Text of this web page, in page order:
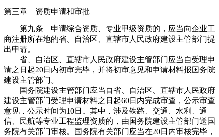
第三章 资质申请和审批
第九条 申请综合资质、专业甲级资质的，应当向企业工
商注册所在地的省、自治区、直辖市人民政府建设主管部门提
出申请。
省、自治区、直辖市人民政府建设主管部门应当自受理申
请之日起20日内初审完毕，并将初审意见和申请材料报国务院
建设主管部门。
国务院建设主管部门应当自省、自治区、直辖市人民政府
建设主管部门受理申请材料之日起60日内完成审查，公示审查
意见，公示时间为10日。其中，涉及铁路、交通、水利、通
信、民航等专业工程监理资质的，由国务院建设主管部门送国
务院有关部门审核。国务院有关部门应当在20日内审核完毕，